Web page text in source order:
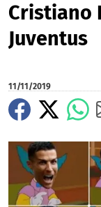
Cristiano
Juventus
11/11/2019